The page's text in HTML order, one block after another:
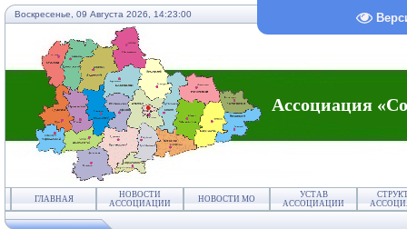
Воскресенье, 09 Августа 2026, 14:23:01
Ассоциация
ГЛАВНАЯ
НОВОСТИ
АССОЦИАЦИИ
НОВОСТИ МО
УСТАВ
АССОЦИАЦИИ